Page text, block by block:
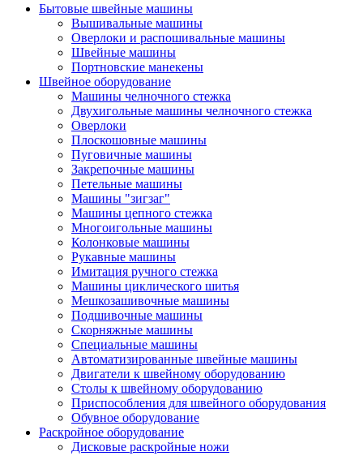
Бытовые швейные машины
Вышивальные машины
Оверлоки и распошивальные машины
Швейные машины
Портновские манекены
Швейное оборудование
Машины челночного стежка
Двухигольные машины челночного стежка
Оверлоки
Плоскошовные машины
Пуговичные машины
Закрепочные машины
Петельные машины
Машины "зигзаг"
Машины цепного стежка
Многоигольные машины
Колонковые машины
Рукавные машины
Имитация ручного стежка
Машины циклического шитья
Мешкозашивочные машины
Подшивочные машины
Скорняжные машины
Специальные машины
Автоматизированные швейные машины
Двигатели к швейному оборудованию
Столы к швейному оборудованию
Приспособления для швейного оборудования
Обувное оборудование
Раскройное оборудование
Дисковые раскройные ножи